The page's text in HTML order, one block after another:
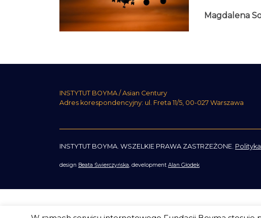
Magdalena
INSTYTUT BOYMA / Asian Century
Adres korespondencyjny: ul. Freta 11/5, 00-027 Warszawa
INSTYTUT BOYMA. WSZELKIE PRAWA ZASTRZEŻONE.
design Beata Świerczyńska , development Alan Głodek